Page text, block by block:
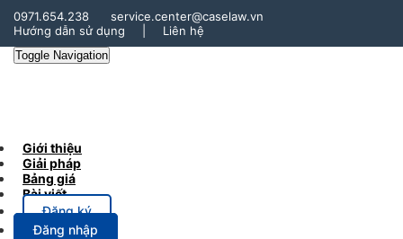
0971.654.238
service.center@caselaw.vn
Hướng dẫn sử dụng
Liên hệ
Toggle Navigation
Giới thiệu
Giải pháp
Bảng giá
Bài viết
Đăng ký
Đăng nhập